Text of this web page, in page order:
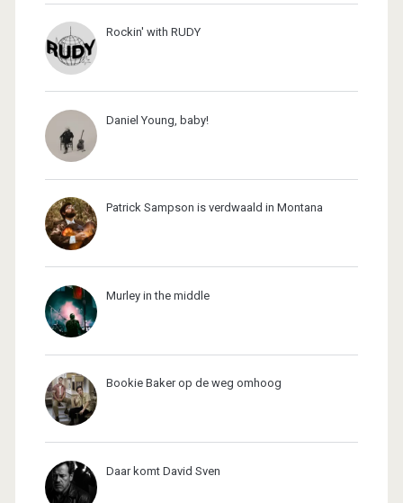
Rockin' with RUDY
Daniel Young, baby!
Patrick Sampson is verdwaald in Montana
Murley in the middle
Bookie Baker op de weg omhoog
Daar komt David Sven